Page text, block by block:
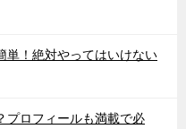
単！絶対やってはいけない
プロフィールも満載で必